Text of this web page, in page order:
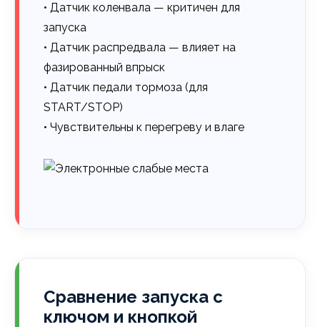
• Датчик коленвала — критичен для
запуска
• Датчик распредвала — влияет на
фазированный впрыск
• Датчик педали тормоза (для
START/STOP)
• Чувствительны к перегреву и влаге
Сравнение запуска с
ключом и кнопкой